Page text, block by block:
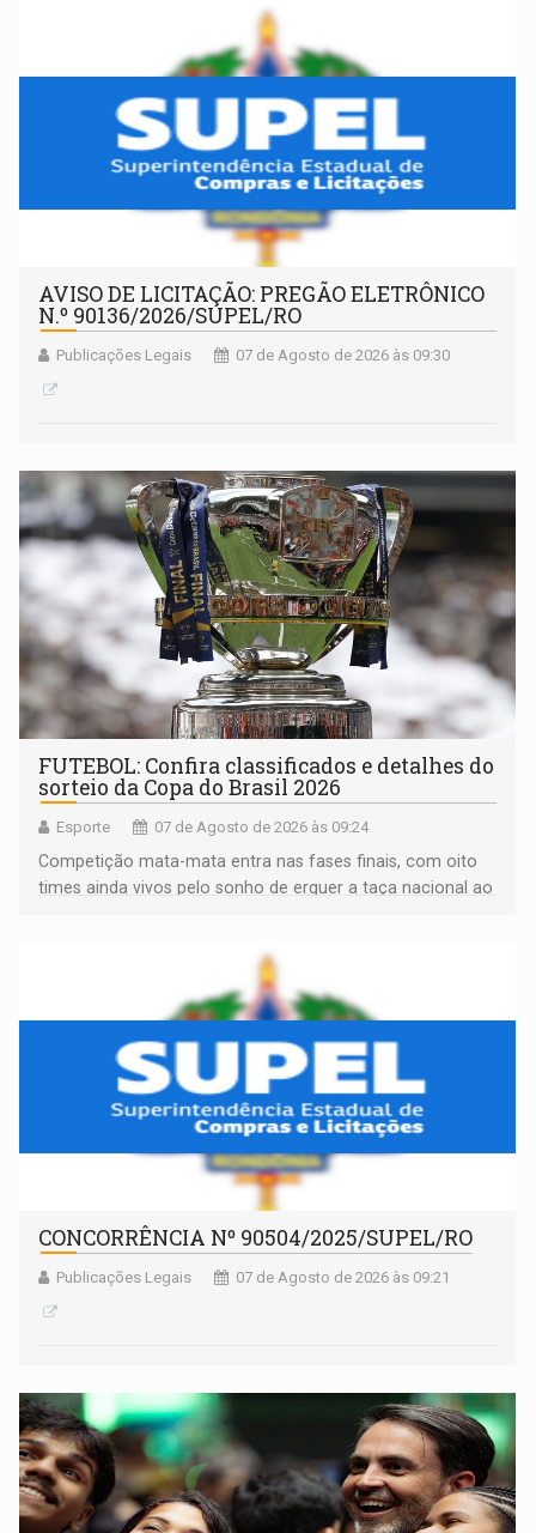
AVISO DE LICITAÇÃO: PREGÃO ELETRÔNICO
N.º 90136/2026/SUPEL/RO
Publicações Legais 07 de Agosto de 2026 às 09:30
FUTEBOL: Confira classificados e detalhes do
sorteio da Copa do Brasil 2026
Esporte 07 de Agosto de 2026 às 09:24
Competição mata-mata entra nas fases finais, com oito
times ainda vivos pelo sonho de erguer a taça nacional ao
CONCORRÊNCIA Nº 90504/2025/SUPEL/RO
Publicações Legais 07 de Agosto de 2026 às 09:21